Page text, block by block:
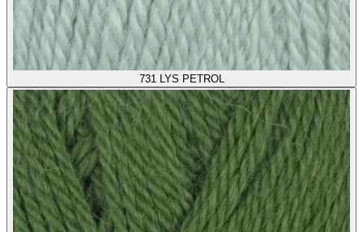
731 LYS PETROL